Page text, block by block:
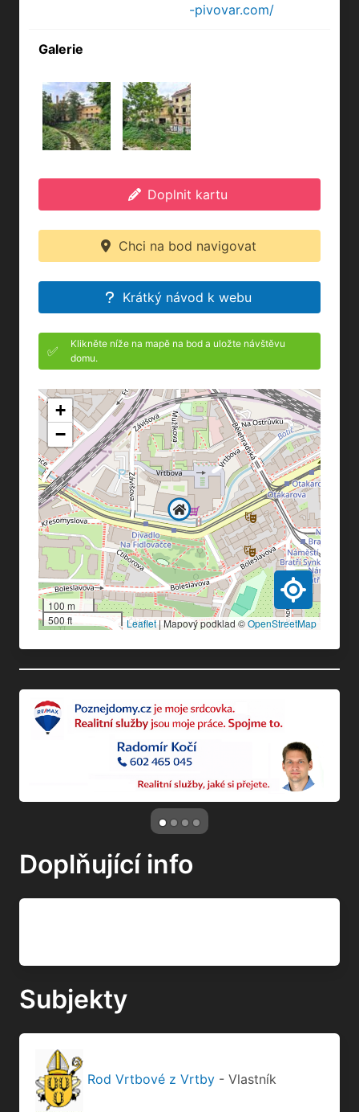
-pivovar.com/
Galerie
Doplnit kartu
Chci na bod navigovat
Krátký návod k webu
✅
Klikněte níže na mapě na bod a uložte návštěvu
domu.
+
−
100 m
500 ft
Leaflet | Mapový podklad ©OpenStreetMap
Doplňující info
Subjekty
Rod Vrtbové z Vrtby- Vlastník
Novák & Jahn
Časová osa